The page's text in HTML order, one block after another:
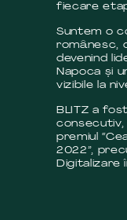
fiecare
Suntem o
românesc,
devenind
Napoca și
vizibile la
BLITZ a
consecutiv,
premiul
2022”,
Digitalizare